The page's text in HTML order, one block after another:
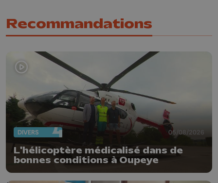
Recommandations
DIVERS 05/08/2026
L'hélicoptère médicalisé dans de
bonnes conditions à Oupeye